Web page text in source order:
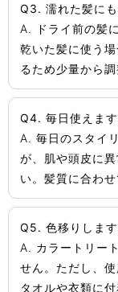
Q3. 濡れた髪に
A. ドライ前の髪
乾いた髪に使う
るため少量から調
Q4. 毎日使えます
A. 毎日のスタイ
が、肌や頭皮に
い。髪質に合わ
Q5. 色移りします
A. カラートリー
せん。ただし、
タオルや衣類に